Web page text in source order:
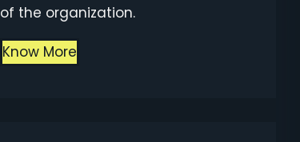
of the organization.
Know More